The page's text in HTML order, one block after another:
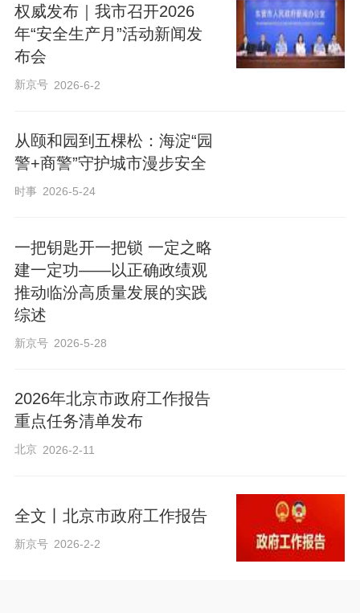
权威发布｜我市召开2026
年“安全生产月”活动新闻发
布会
新京号 2026-6-2
从颐和园到五棵松：海淀“园
警+商警”守护城市漫步安全
时事 2026-5-24
一把钥匙开一把锁 一定之略
建一定功——以正确政绩观
推动临汾高质量发展的实践
综述
新京号 2026-5-28
2026年北京市政府工作报告
重点任务清单发布
北京 2026-2-11
全文丨北京市政府工作报告
新京号 2026-2-2